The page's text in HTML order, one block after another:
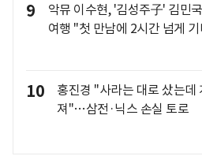
9
악뮤 이수현, '김성주子' 김민
여행 "첫 만남에 2시간 넘게
10
홍진경 "사라는 대로 샀는데
져"…삼전·닉스 손실 토로